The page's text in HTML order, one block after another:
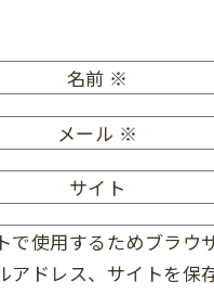
名前 ※
メール ※
サイト
で使用するためブラウ
アドレス、サイトを保